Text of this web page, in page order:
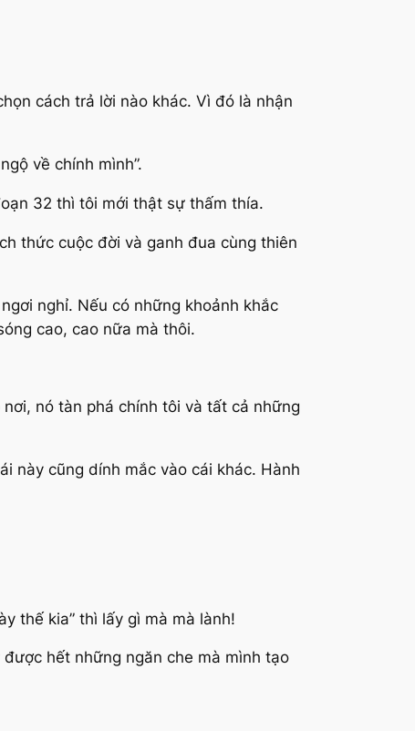
cách trả lời nào khác. Vì đó là nhận
về chính mình”.
32 thì tôi mới thật sự thấm thía.
thức cuộc đời và ganh đua cùng thiên
nghỉ. Nếu có những khoảnh khắc
cao, cao nữa mà thôi.
nó tàn phá chính tôi và tất cả những
này cũng dính mắc vào cái khác. Hành
thế kia” thì lấy gì mà mà lành!
hết những ngăn che mà mình tạo